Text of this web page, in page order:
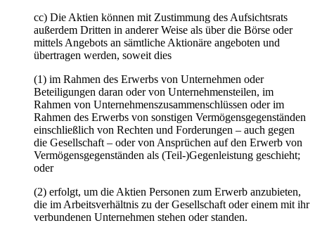
cc) Die Aktien können mit Zustimmung des Aufsichtsrats
außerdem Dritten in anderer Weise als über die Börse oder
mittels Angebots an sämtliche Aktionäre angeboten und
übertragen werden, soweit dies
(1) im Rahmen des Erwerbs von Unternehmen oder
Beteiligungen daran oder von Unternehmensteilen, im
Rahmen von Unternehmenszusammenschlüssen oder im
Rahmen des Erwerbs von sonstigen Vermögensgegenständen
einschließlich von Rechten und Forderungen – auch gegen
die Gesellschaft – oder von Ansprüchen auf den Erwerb von
Vermögensgegenständen als (Teil-)Gegenleistung geschieht;
oder
(2) erfolgt, um die Aktien Personen zum Erwerb anzubieten,
die im Arbeitsverhältnis zu der Gesellschaft oder einem mit ihr
verbundenen Unternehmen stehen oder standen.